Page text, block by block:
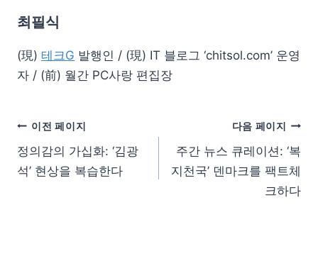
최필식
(現) 테크G 발행인 / (現) IT 블로그 ‘chitsol.com’ 운영
자 / (前) 월간 PC사랑 편집장
이전 페이지
정의감의 가십화: ‘김광
석’ 현상을 복습한다
다음 페이지
주간 뉴스 큐레이션: ‘복
지천국’ 덴마크를 팩트체
크하다